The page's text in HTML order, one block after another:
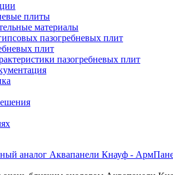
плиты
материалы
пазогребневых плит
плит
пазогребневых плит
аналог Аквапанели Кнауф -